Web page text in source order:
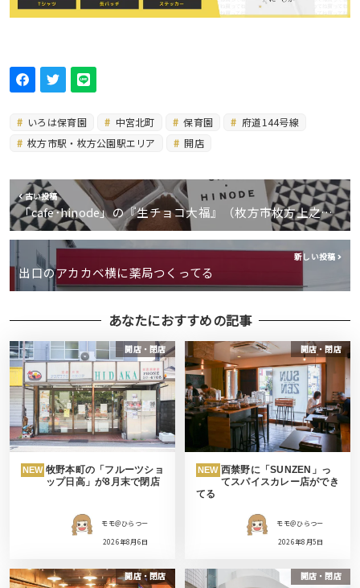
いろは保育園 中宮北町 保育園
府道144号線
枚方市駅・枚方公園駅エリア
開店
古い投稿
「cafe･hinode」の『生チョコ大福』（枚方市枚方上之…
新しい投稿
出口のアカカベ横に薬局つくってる
あなたにおすすめの記事
開店・閉店
NEW 牧野本町の「フルーツショ
ップ日高」が8月末で閉店
モモ＠ひらつー
2026年8月6日
開店・閉店
NEW 西禁野に「SUNZEN」っ
てスパイスカレー店ができ
てる
モモ＠ひらつー
2026年8月5日
開店・閉店 開店・閉店